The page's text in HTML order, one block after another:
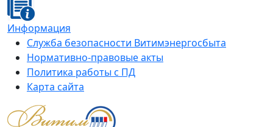
Информация
Служба безопасности Витимэнергосбыта
Нормативно-правовые акты
Политика работы с ПД
Карта сайта